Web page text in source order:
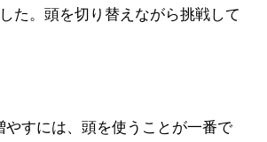
た。頭を切り替えながら挑戦して
すには、頭を使うことが一番で